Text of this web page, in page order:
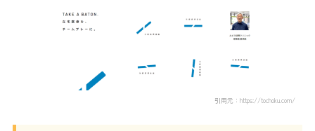
引用元：https://tochoku.com/